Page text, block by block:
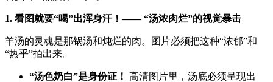
1. 看图就要“喝”出浑身汗！—— “汤浓肉烂”的视觉暴击
羊汤的灵魂是那锅汤和炖烂的肉。图片必须把这种“浓郁”和
“热乎”拍出来。
​“汤色奶白”是身份证！​ ​ 高清图片里，汤底必须呈现出 ​